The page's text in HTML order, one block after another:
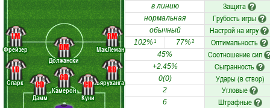
Спарк
Дамм
Камерон
Куни
Бьяруханга
Фрейзер
Должански
МакЛеман
LB
CD
CD
CD
RB
LM
DM
RM
в линию Защита
нормальная Грубость игры
обычный Настрой на игру
102%1 77%2 Оптимальность
45% Соотношение сил
+2.45% Сыгранность
0(0) Удары (в створ)
2 Угловые
6 Штрафные